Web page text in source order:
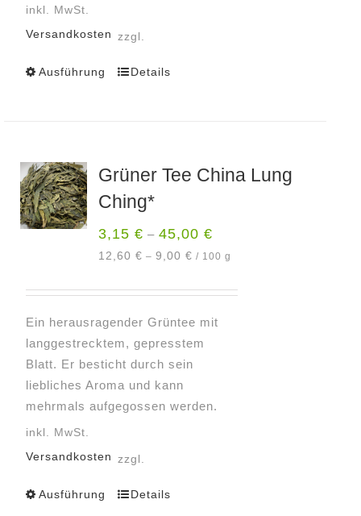
inkl. MwSt.
zzgl.
Versandkosten
Ausführung
Dieses
auf.
Die
können
auf
gewählt
werden
Details
Grüner Tee China Lung
Ching*
3,15€ –45,00€
12,60€ –9,00€ / 100 g
Ein herausragender Grüntee mit
langgestrecktem, gepresstem
Blatt. Er besticht durch sein
liebliches Aroma und kann
mehrmals aufgegossen werden.
inkl. MwSt.
zzgl.
Versandkosten
Ausführung
Dieses
Details